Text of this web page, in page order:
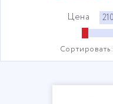
Цена
Сортировать: